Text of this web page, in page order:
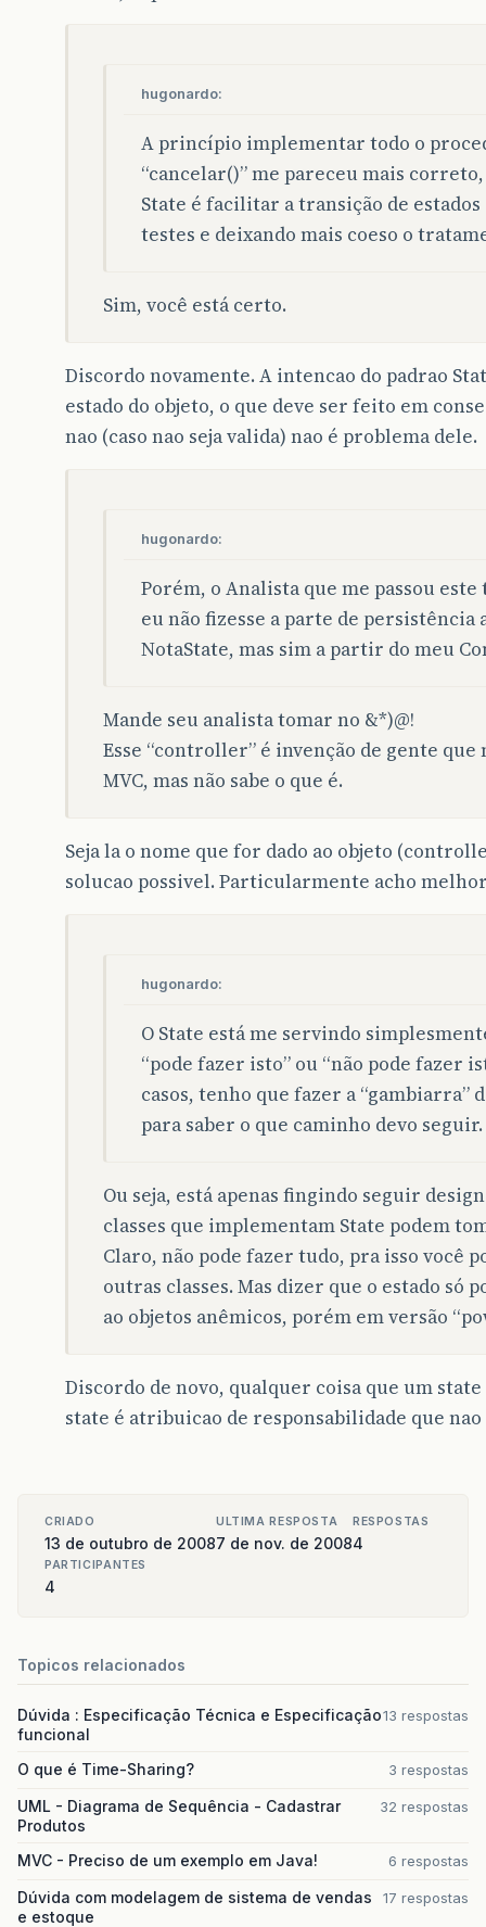
hugonardo:
A princípio implementar todo o
“cancelar()” me pareceu mais
State é facilitar a transição de
testes e deixando mais coeso o
Sim, você está certo.
Discordo novamente. A intencao do padrao
estado do objeto, o que deve ser feito em
nao (caso nao seja valida) nao é problema dele.
hugonardo:
Porém, o Analista que me passou
eu não fizesse a parte de persistência
NotaState, mas sim a partir do meu
Mande seu analista tomar no &*)@!
Esse “controller” é invenção de gente que
MVC, mas não sabe o que é.
Seja la o nome que for dado ao objeto
solucao possivel. Particularmente acho
hugonardo:
O State está me servindo
“pode fazer isto” ou “não pode fazer
casos, tenho que fazer a “gambiarra”
para saber o que caminho devo seguir.
Ou seja, está apenas fingindo seguir
classes que implementam State podem
Claro, não pode fazer tudo, pra isso você
outras classes. Mas dizer que o estado só
ao objetos anêmicos, porém em versão
Discordo de novo, qualquer coisa que um
state é atribuicao de responsabilidade que
CRIADO
13 de outubro de 2008
ULTIMA RESPOSTA
7 de nov. de 2008
RESPOSTAS
4
PARTICIPANTES
4
Topicos relacionados
Dúvida : Especificação Técnica e Especificação
funcional
13 respostas
O que é Time-Sharing? 3 respostas
UML - Diagrama de Sequência - Cadastrar
Produtos
32 respostas
MVC - Preciso de um exemplo em Java! 6 respostas
Dúvida com modelagem de sistema de vendas
e estoque
17 respostas